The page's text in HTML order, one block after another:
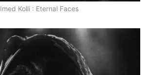
Imed Kolli : Eternal Faces